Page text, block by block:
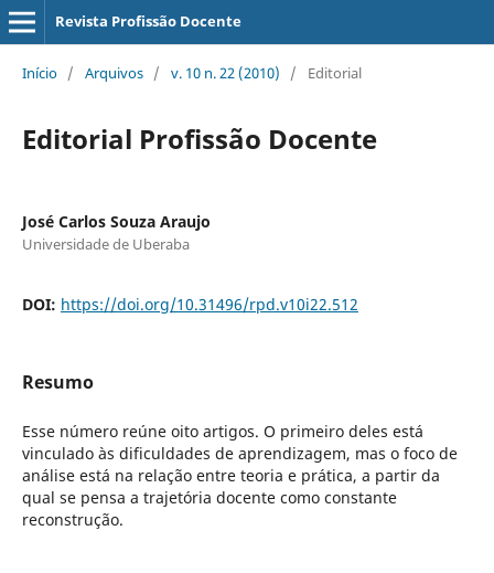
Revista Profissão Docente
Início / Arquivos / v. 10 n. 22 (2010) / Editorial
Editorial Profissão Docente
José Carlos Souza Araujo
Universidade de Uberaba
DOI: https://doi.org/10.31496/rpd.v10i22.512
Resumo
Esse número reúne oito artigos. O primeiro deles está
vinculado às dificuldades de aprendizagem, mas o foco de
análise está na relação entre teoria e prática, a partir da
qual se pensa a trajetória docente como constante
reconstrução.